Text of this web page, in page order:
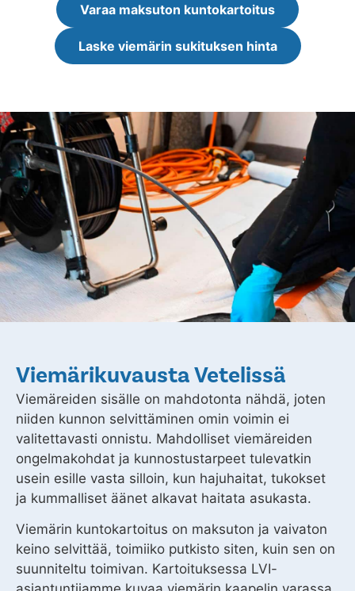
Varaa maksuton kuntokartoitus
Laske viemärin sukituksen hinta
Viemärikuvausta Vetelissä
Viemäreiden sisälle on mahdotonta nähdä, joten
niiden kunnon selvittäminen omin voimin ei
valitettavasti onnistu. Mahdolliset viemäreiden
ongelmakohdat ja kunnostustarpeet tulevatkin
usein esille vasta silloin, kun hajuhaitat, tukokset
ja kummalliset äänet alkavat haitata asukasta.
Viemärin kuntokartoitus on maksuton ja vaivaton
keino selvittää, toimiiko putkisto siten, kuin sen on
suunniteltu toimivan. Kartoituksessa LVI-